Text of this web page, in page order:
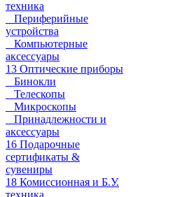
техника
Периферийные
устройства
Компьютерные
аксессуары
13 Оптические приборы
Бинокли
Телескопы
Микроскопы
Принадлежности и
аксессуары
16 Подарочные
сертификаты &
сувениры
18 Комиссионная и Б.У.
техника